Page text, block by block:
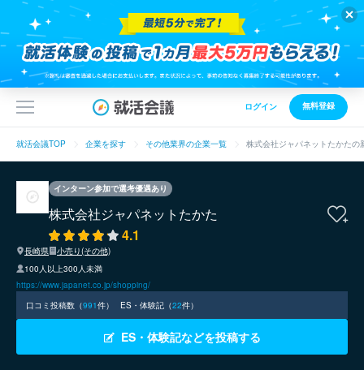
ログイン 無料登録
就活会議TOP 企業を探す その他業界の企業一覧 株式会社ジャパネットたかたの
インターン参加で選考優遇あり
株式会社ジャパネットたかた
4.1
長崎県
小売り(その他)
100人以上300人未満
https://www.japanet.co.jp/shopping/
口コミ投稿数（991件） ES・体験記（22件）
ES・体験記などを投稿する